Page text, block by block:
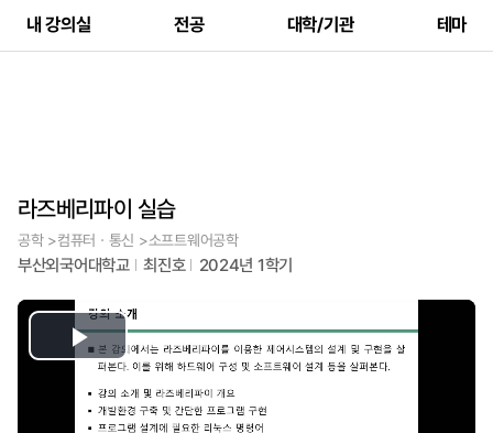
내 강의실 전공 대학/기관 테마
라즈베리파이 실습
공학 >컴퓨터ㆍ통신 >소프트웨어공학
부산외국어대학교 최진호 2024년 1학기
Play
Video